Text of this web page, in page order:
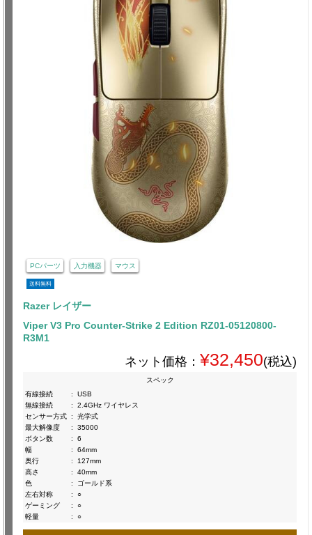
PCパーツ 入力機器 マウス
送料無料
Razer レイザー
Viper V3 Pro Counter-Strike 2 Edition RZ01-05120800-
R3M1
ネット価格： ¥32,450(税込)
スペック
有線接続
:
USB
無線接続
:
2.4GHz ワイヤレス
センサー方式 :
光学式
最大解像度
:
35000
ボタン数
:
6
幅
:
64mm
奥行
:
127mm
高さ
:
40mm
色
:
ゴールド系
左右対称
:
○
ゲーミング
:
○
軽量
: ○